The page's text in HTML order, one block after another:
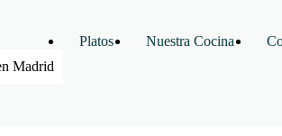
Madrid
Platos Nuestra Cocina